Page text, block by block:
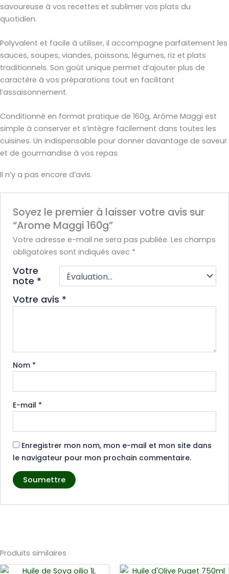
savoureuse à vos recettes et sublimer vos plats du
quotidien.
Polyvalent et facile à utiliser, il accompagne parfaitement les
sauces, soupes, viandes, poissons, légumes, riz et plats
traditionnels. Son goût unique permet d’ajouter plus de
caractère à vos préparations tout en facilitant
l’assaisonnement.
Conditionné en format pratique de 160g, Arôme Maggi est
simple à conserver et s’intègre facilement dans toutes les
cuisines. Un indispensable pour donner davantage de saveur
et de gourmandise à vos repas.
Il n’y a pas encore d’avis.
Soyez le premier à laisser votre avis sur
“Arome Maggi 160g”
Votre adresse e-mail ne sera pas publiée. Les champs
obligatoires sont indiqués avec *
Votre
note *
Votre avis *
Nom *
E-mail *
Enregistrer mon nom, mon e-mail et mon site dans
le navigateur pour mon prochain commentaire.
Produits similaires